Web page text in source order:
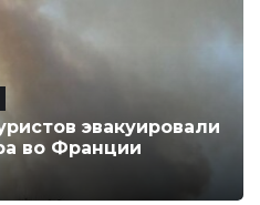
эвакуировали
во Франции